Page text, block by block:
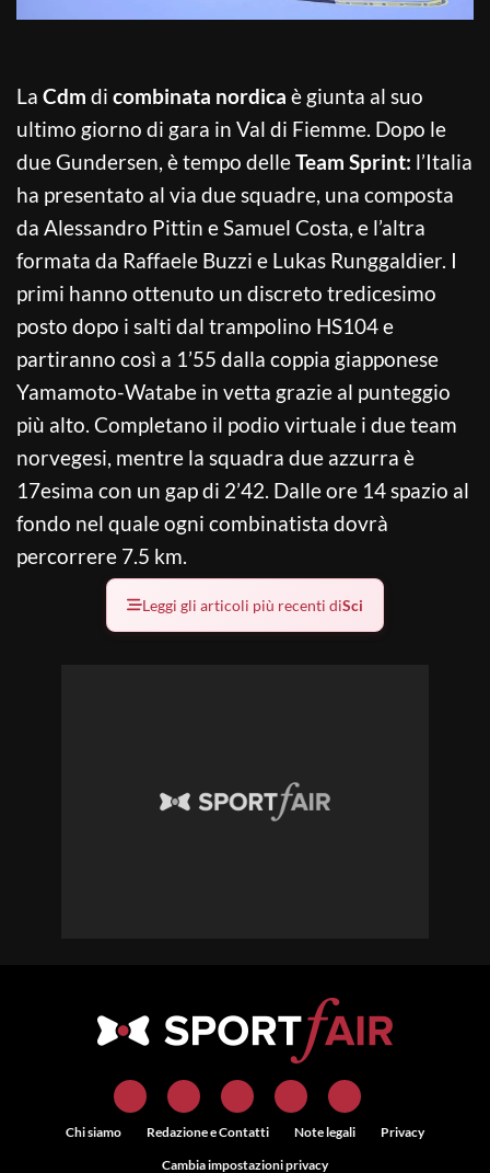
La Cdm di combinata nordica è giunta al suo
ultimo giorno di gara in Val di Fiemme. Dopo le
due Gundersen, è tempo delleTeam Sprint: l’Italia
ha presentato al via due squadre, una composta
da Alessandro Pittin e Samuel Costa, e l’altra
formata da Raffaele Buzzi e Lukas Runggaldier. I
primi hanno ottenuto un discreto tredicesimo
posto dopo i salti dal trampolino HS104 e
partiranno così a 1’55 dalla coppia giapponese
Yamamoto-Watabe in vetta grazie al punteggio
più alto. Completano il podio virtuale i due team
norvegesi, mentre la squadra due azzurra è
17esima con un gap di 2’42. Dalle ore 14 spazio al
fondo nel quale ogni combinatista dovrà
percorrere 7.5 km.
Leggi gli articoli più recenti diSci
Chi siamo Redazione e Contatti Note legali
Privacy
Cambia impostazioni privacy